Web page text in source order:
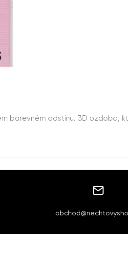
barevném odstínu. 3D ozdoba,